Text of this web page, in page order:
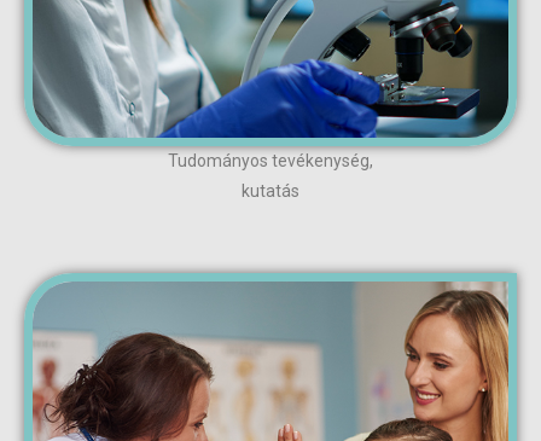
Tudományos tevékenység,
kutatás